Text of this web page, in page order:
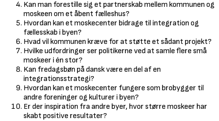
Kan man forestille sig et partnerskab mellem kommunen og
moskeen om et åbent fælleshus?
Hvordan kan et moskecenter bidrage til integration og
fællesskab i byen?
Hvad vil kommunen kræve for at støtte et sådant projekt?
Hvilke udfordringer ser politikerne ved at samle flere små
moskeer i én stor?
Kan fredagsbøn på dansk være en del af en
integrationsstrategi?
Hvordan kan et moskecenter fungere som brobygger til
andre foreninger og kulturer i byen?
Er der inspiration fra andre byer, hvor større moskeer har
skabt positive resultater?